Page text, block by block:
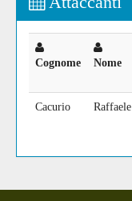
Cognome Nome
Cacurio Raffaele